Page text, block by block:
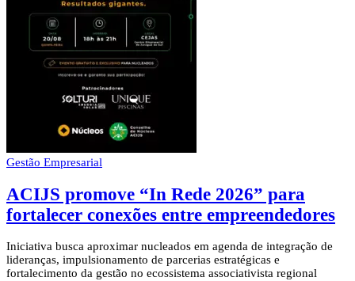
Gestão Empresarial
ACIJS promove “In Rede 2026” para
fortalecer conexões entre empreendedores
Iniciativa busca aproximar nucleados em agenda de integração de
lideranças, impulsionamento de parcerias estratégicas e
fortalecimento da gestão no ecossistema associativista regional